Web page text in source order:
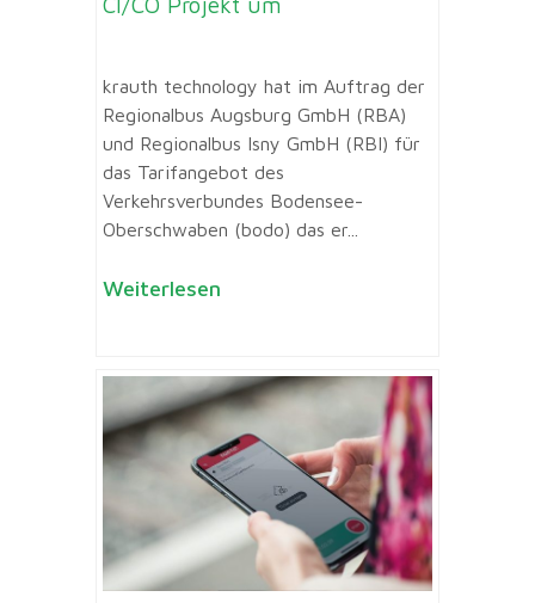
krauth technology hat im Auftrag der
Regionalbus Augsburg GmbH (RBA)
und Regionalbus Isny GmbH (RBI) für
das Tarifangebot des
Verkehrsverbundes Bodensee-
Oberschwaben (bodo) das er...
Weiterlesen